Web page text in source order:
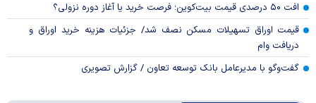
افت ۵۰ درصدی قیمت بیت‌کوین؛ فرصت خرید یا آغاز دوره نزولی؟
قیمت اوراق تسهیلات مسکن نصف شد/ جزئیات هزینه خرید اوراق و
دریافت وام
گفت‌وگو با مدیرعامل بانک توسعه تعاون / گزارش تصویری